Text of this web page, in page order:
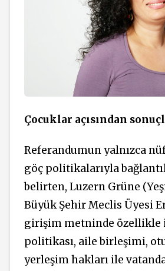
Çocuklar açısından
Referandumun yalnızca
göç politikalarıyla
belirten, Luzern Grüne
Büyük Şehir Meclis Üyesi
girişim metninde özellikle
politikası, aile birleşimi,
yerleşim hakları ile